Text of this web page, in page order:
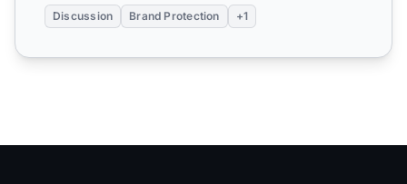
Discussion Brand Protection +1